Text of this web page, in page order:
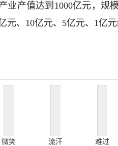
业产值达到1000亿元，规
元、10亿元、5亿元、1亿
微笑 流汗 难过